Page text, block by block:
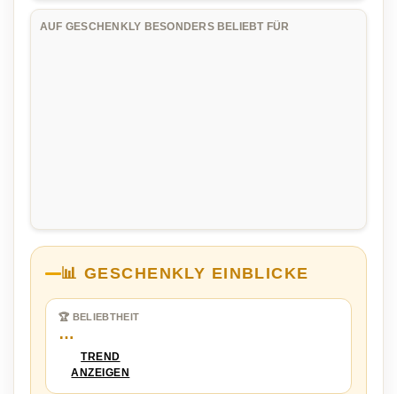
AUF GESCHENKLY BESONDERS BELIEBT FÜR
📊 GESCHENKLY EINBLICKE
🏆 BELIEBTHEIT
…
TREND
ANZEIGEN